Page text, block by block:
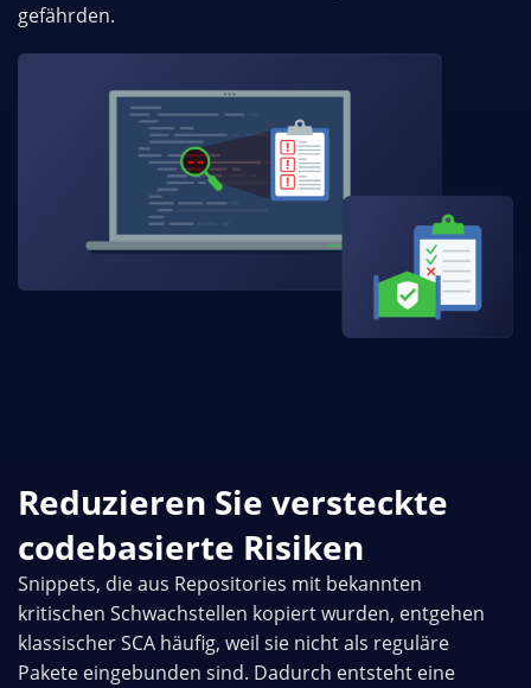
gefährden.
Reduzieren Sie versteckte
codebasierte Risiken
Snippets, die aus Repositories mit bekannten
kritischen Schwachstellen kopiert wurden, entgehen
klassischer SCA häufig, weil sie nicht als reguläre
Pakete eingebunden sind. Dadurch entsteht eine